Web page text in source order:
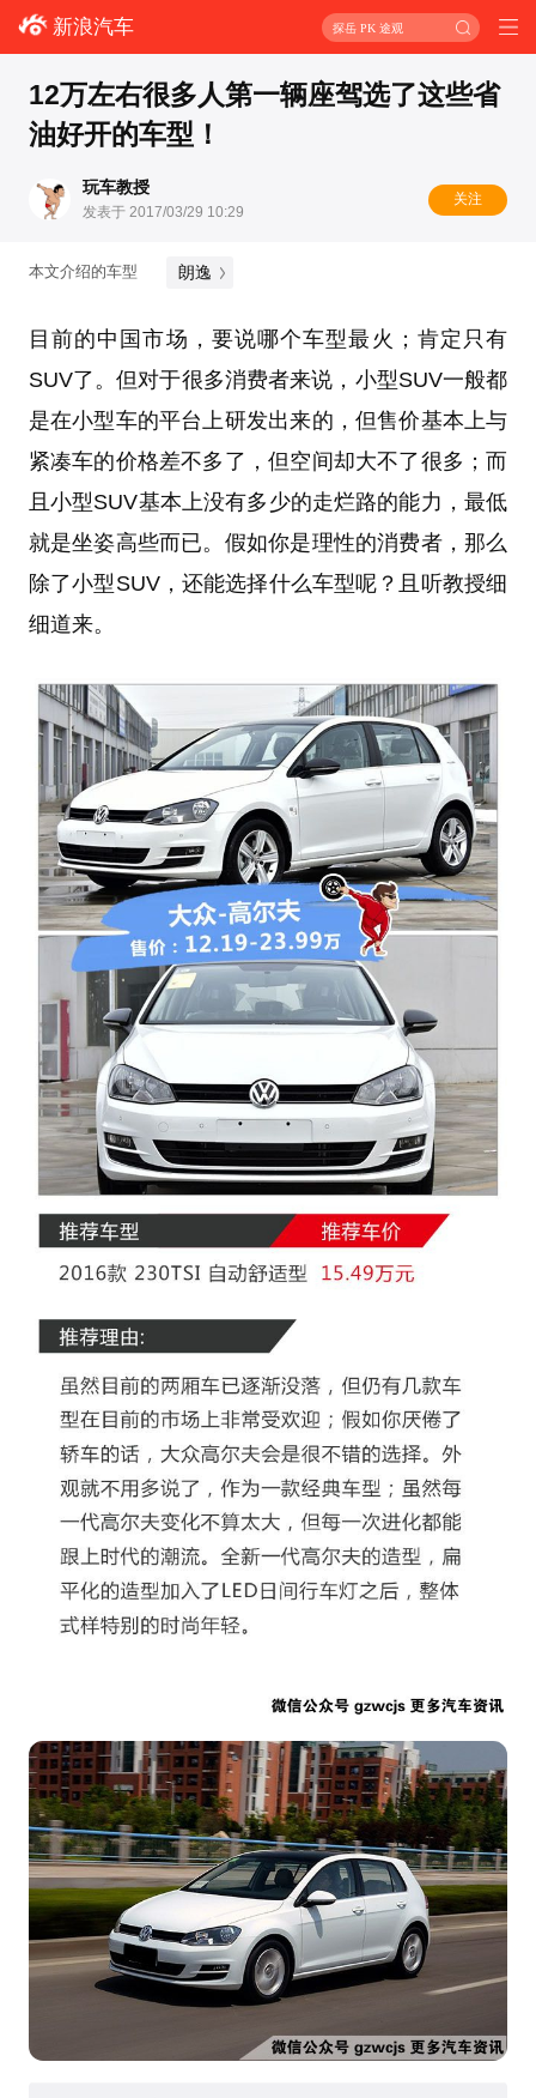
新浪汽车 探岳 PK 途观
12万左右很多人第一辆座驾选了这些省
油好开的车型！
玩车教授
发表于 2017/03/29 10:29
关注
本文介绍的车型 朗逸
目前的中国市场，要说哪个车型最火；肯定只有
SUV了。但对于很多消费者来说，小型SUV一般都
是在小型车的平台上研发出来的，但售价基本上与
紧凑车的价格差不多了，但空间却大不了很多；而
且小型SUV基本上没有多少的走烂路的能力，最低
就是坐姿高些而已。假如你是理性的消费者，那么
除了小型SUV，还能选择什么车型呢？且听教授细
细道来。